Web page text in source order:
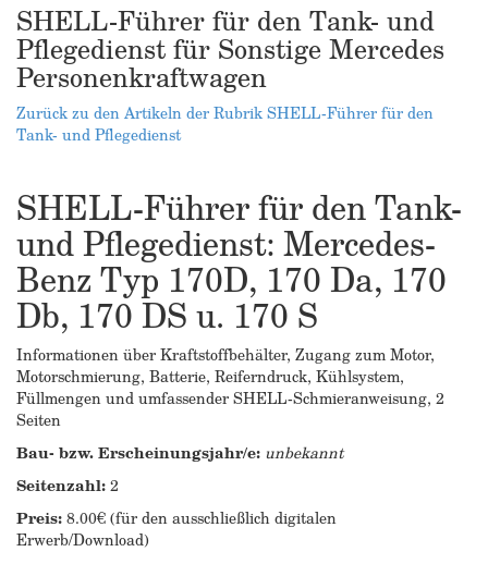
SHELL-Führer für den Tank- und
Pflegedienst für Sonstige Mercedes
Personenkraftwagen
Zurück zu den Artikeln der Rubrik SHELL-Führer für den
Tank- und Pflegedienst
SHELL-Führer für den Tank-
und Pflegedienst: Mercedes-
Benz Typ 170D, 170 Da, 170
Db, 170 DS u. 170 S
Informationen über Kraftstoffbehälter, Zugang zum Motor,
Motorschmierung, Batterie, Reiferndruck, Kühlsystem,
Füllmengen und umfassender SHELL-Schmieranweisung, 2
Seiten
Bau- bzw. Erscheinungsjahr/e: unbekannt
Seitenzahl:2
Preis:8.00€ (für den ausschließlich digitalen
Erwerb/Download)